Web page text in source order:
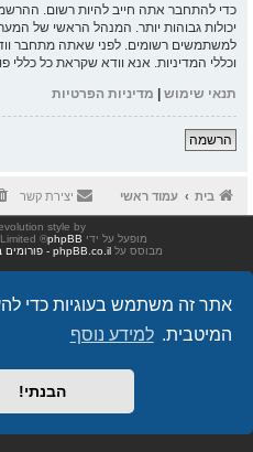
אתר זה משתמש בעוגיות כדי
המיטבית. למידע נוסף
הבנתי!
כדי להתחבר אתה חייב להיות רשום.
יכולות גבוהות יותר. המנהל הראשי של
למשתמשים רשומים. לפני שאתה מתחבר
וכללי המדיניות. אנא וודא שקראת כל כללי
תנאי שימוש | מדיניות הפרטיות
הרשמה
בית עמוד ראשי יצירת קשר
style by
מופעל על ידי phpBB
® Forum Software © phpBB Limited
מבוסס על phpBB.co.il - פורומים בעברית